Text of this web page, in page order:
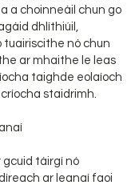
a choinneáil chun go
dhlíthiúil,
nó chun
ar mhaithe le leas
taighde eolaíoch
staidrimh.
gcuid táirgí nó
ar leanaí faoi